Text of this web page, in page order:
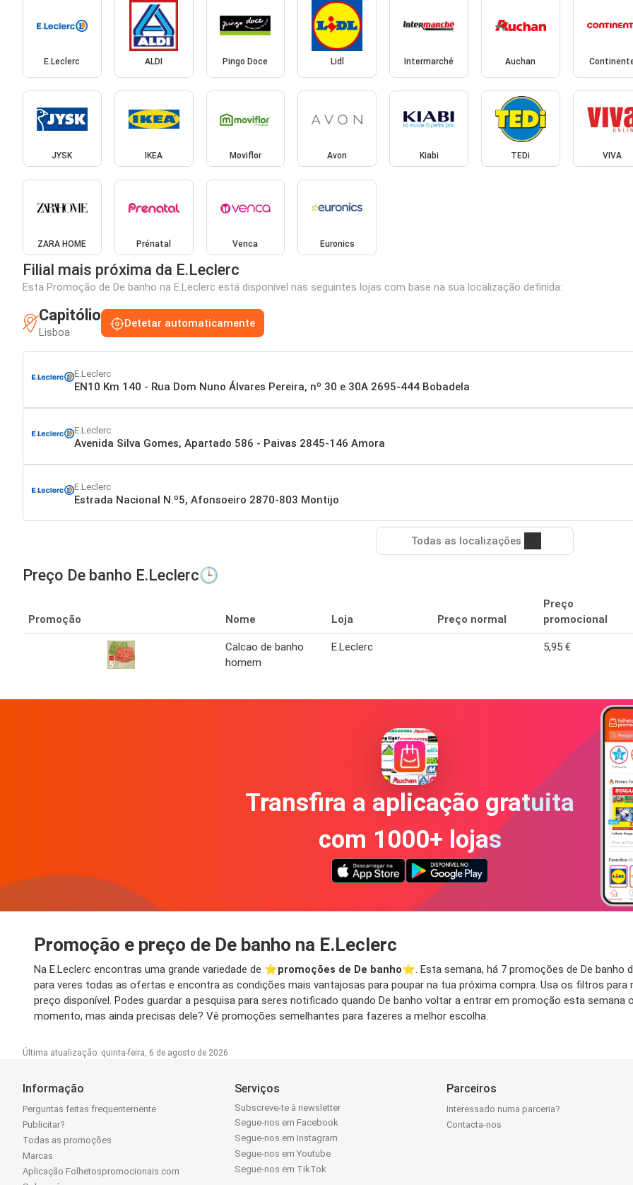
E.Leclerc ALDI Pingo Doce Lidl Intermarché Auchan
JYSK IKEA Moviflor Avon Kiabi TEDi VIVA
ZARA HOME Prénatal Venca Euronics
Filial mais próxima da E.Leclerc
Esta Promoção de De banho na E.Leclerc está disponível nas seguintes lojas com base na sua localização definida:
Capitólio
Lisboa
Detetar automaticamente
E.Leclerc
EN10 Km 140 - Rua Dom Nuno Álvares Pereira, nº 30 e 30A 2695-444 Bobadela
E.Leclerc
Avenida Silva Gomes, Apartado 586 - Paivas 2845-146 Amora
E.Leclerc
Estrada Nacional N.º5, Afonsoeiro 2870-803 Montijo
Todas as localizações
Preço De banho E.Leclerc🕒
Promoção Nome Loja Preço normal
Preço
promocional
Calcao de banho
homem
E.Leclerc 5,95 €
Transfira a aplicação gratuita
com 1000+ lojas
Promoção e preço de De banho na E.Leclerc
Na E.Leclerc encontras uma grande variedade de ⭐️promoções de De banho⭐️. Esta semana, há 7 promoções de De
para veres todas as ofertas e encontra as condições mais vantajosas para poupar na tua próxima compra. Usa os filtros
preço disponível. Podes guardar a pesquisa para seres notificado quando De banho voltar a entrar em promoção esta
momento, mas ainda precisas dele? Vê promoções semelhantes para fazeres a melhor escolha.
Última atualização: quinta-feira, 6 de agosto de 2026
Informação
Perguntas feitas frequentemente
Publicitar?
Todas as promoções
Marcas
Aplicação Folhetospromocionais.com
Serviços
Subscreve-te à newsletter
Segue-nos em Facebook
Segue-nos em Instagram
Segue-nos em Youtube
Segue-nos em TikTok
Parceiros
Interessado numa parceria?
Contacta-nos